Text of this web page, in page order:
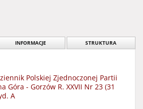
INFORMACJE STRUKTURA
Polskiej Zjednoczonej Partii
Góra - Gorzów R. XXVII Nr 23 (31
A